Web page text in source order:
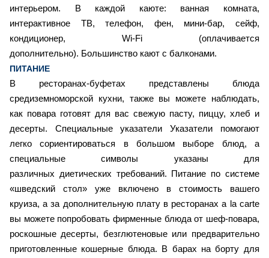
интерьером. В каждой каюте: ванная комната,
интерактивное ТВ, телефон, фен, мини-бар, сейф,
кондиционер, Wi-Fi (оплачивается
дополнительно). Большинство кают с балконами.
ПИТАНИЕ
В ресторанах-буфетах представлены блюда
средиземноморской кухни, также вы можете наблюдать,
как повара готовят для вас свежую пасту, пиццу, хлеб и
десерты. Специальные указатели Указатели помогают
легко сориентироваться в большом выборе блюд, а
специальные символы указаны для
различных диетических требований. Питание по системе
«шведский стол» уже включено в стоимость вашего
круиза, а за дополнительную плату в ресторанах a la carte
вы можете попробовать фирменные блюда от шеф-повара,
роскошные десерты, безглютеновые или предварительно
приготовленные кошерные блюда. В барах на борту для